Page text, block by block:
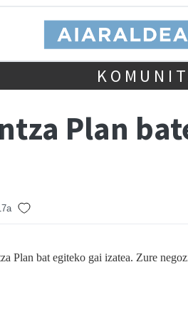
Plan
Plan bat egiteko gai izatea. Zure